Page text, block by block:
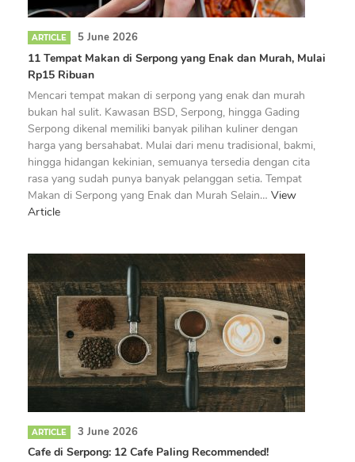
ARTICLE 5 June 2026
11 Tempat Makan di Serpong yang Enak dan Murah, Mulai
Rp15 Ribuan
Mencari tempat makan di serpong yang enak dan murah
bukan hal sulit. Kawasan BSD, Serpong, hingga Gading
Serpong dikenal memiliki banyak pilihan kuliner dengan
harga yang bersahabat. Mulai dari menu tradisional, bakmi,
hingga hidangan kekinian, semuanya tersedia dengan cita
rasa yang sudah punya banyak pelanggan setia. Tempat
Makan di Serpong yang Enak dan Murah Selain… View
Article
ARTICLE 3 June 2026
Cafe di Serpong: 12 Cafe Paling Recommended!